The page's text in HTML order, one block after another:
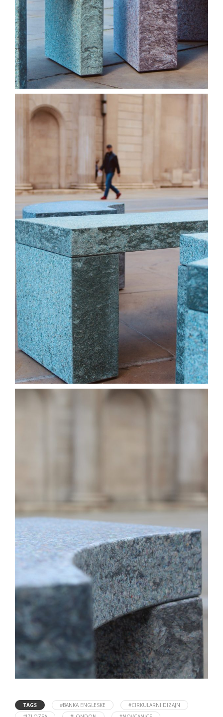
TAGS #BANKA ENGLESKE
#CIRKULARNI DIZAJN